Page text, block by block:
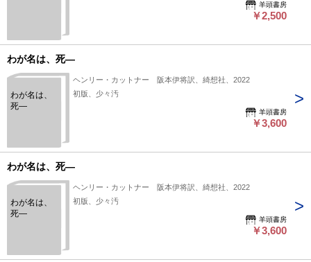
羊頭書房
￥2,500
わが名は、死―
わが名は、
死―
ヘンリー・カットナー 阪本伊将訳、綺想社、2022
初版、少々汚
羊頭書房
￥3,600
わが名は、死―
わが名は、
死―
ヘンリー・カットナー 阪本伊将訳、綺想社、2022
初版、少々汚
羊頭書房
￥3,600